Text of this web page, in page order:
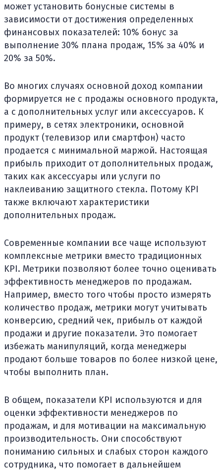
может установить бонусные системы в
зависимости от достижения определенных
финансовых показателей: 10% бонус за
выполнение 30% плана продаж, 15% за 40% и
20% за 50%.
Во многих случаях основной доход компании
формируется не с продажы основного продукта,
а с дополнительных услуг или аксессуаров. К
примеру, в сетях электроники, основной
продукт (телевизор или смартфон) часто
продается с минимальной маржой. Настоящая
прибыль приходит от дополнительных продаж,
таких как аксессуары или услуги по
наклеиванию защитного стекла. Потому KPI
также включают характеристики
дополнительных продаж.
Современные компании все чаще используют
комплексные метрики вместо традиционных
KPI. Метрики позволяют более точно оценивать
эффективность менеджеров по продажам.
Например, вместо того чтобы просто измерять
количество продаж, метрики могут учитывать
конверсию, средний чек, прибыль от каждой
продажи и другие показатели. Это помогает
избежать манипуляций, когда менеджеры
продают больше товаров по более низкой цене,
чтобы выполнить план.
В общем, показатели KPI используются и для
оценки эффективности менеджеров по
продажам, и для мотивации на максимальную
производительность. Они способствуют
пониманию сильных и слабых сторон каждого
сотрудника, что помогает в дальнейшем